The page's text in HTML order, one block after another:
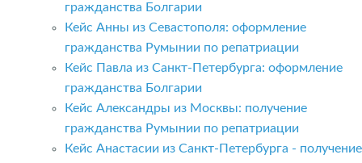
гражданства Болгарии
Кейс Анны из Севастополя: оформление
гражданства Румынии по репатриации
Кейс Павла из Санкт-Петербурга: оформление
гражданства Болгарии
Кейс Александры из Москвы: получение
гражданства Румынии по репатриации
Кейс Анастасии из Санкт-Петербурга - получение